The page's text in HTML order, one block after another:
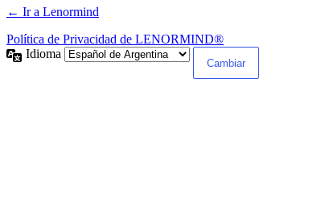
← Ir a Lenormind
Política de Privacidad de LENORMIND®
Idioma